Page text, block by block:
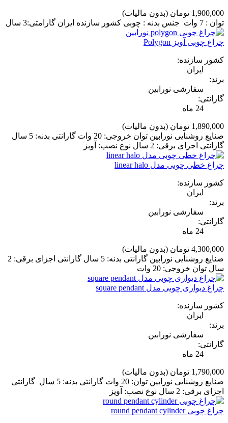
1,900,000 تومان
(بدون مالیات)
توان : 7 وات جنس بدنه : چوبی کشور سازنده ایران گارامتی:3 سال
چراغ چوبی آویز Polygon
کشور سازنده:
ایران
برند:
سفارشی نورابین
گارانتی:
24 ماه
1,890,000 تومان
(بدون مالیات)
صنایع روشنایی نورابین توان خروجی: 20 وات گارانتی بدنه: 5 سال
گارانتی اجزای برقی: 2 سال نوع نصب: آویز
چراغ خطی چوبی مدل linear halo
کشور سازنده:
ایران
برند:
سفارشی نورابین
گارانتی:
24 ماه
4,300,000 تومان
(بدون مالیات)
صنایع روشنایی نورابین گارانتی بدنه: 5 سال گارانتی اجزای برقی: 2
سال توان خروجی: 20 وات
چراغ دیواری چوبی مدل square pendant
کشور سازنده:
ایران
برند:
سفارشی نورابین
گارانتی:
24 ماه
1,790,000 تومان
(بدون مالیات)
صنایع روشنایی نورابین توان: 20 وات گارانتی بدنه: 5 سال گارانتی
اجزای برقی: 2 سال نوع نصب: آویز
چراغ چوبی round pendant cylinder